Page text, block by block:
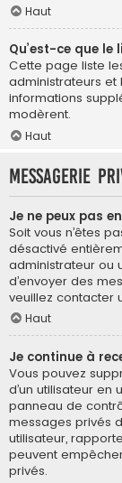
Haut
Qu’est-ce que le
Cette page liste
administrateurs et
informations
modèrent.
Haut
Messagerie
Je ne peux pas
Soit vous n’êtes
désactivé
administrateur ou
d’envoyer des
veuillez contacter
Haut
Je continue à
Vous pouvez
d’un utilisateur
panneau de
messages privés
utilisateur,
peuvent
privés.